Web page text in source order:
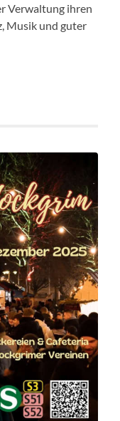
Verwaltung ihren
Musik und guter